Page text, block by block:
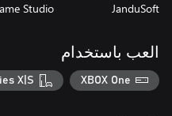
JanduSoft
Studio
العب باستخدام
XBOX One
X|S